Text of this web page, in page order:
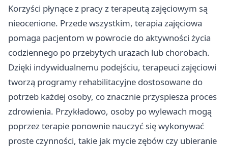
Korzyści płynące z pracy z terapeutą zajęciowym są
nieocenione. Przede wszystkim, terapia zajęciowa
pomaga pacjentom w powrocie do aktywności życia
codziennego po przebytych urazach lub chorobach.
Dzięki indywidualnemu podejściu, terapeuci zajęciowi
tworzą programy rehabilitacyjne dostosowane do
potrzeb każdej osoby, co znacznie przyspiesza proces
zdrowienia. Przykładowo, osoby po wylewach mogą
poprzez terapie ponownie nauczyć się wykonywać
proste czynności, takie jak mycie zębów czy ubieranie